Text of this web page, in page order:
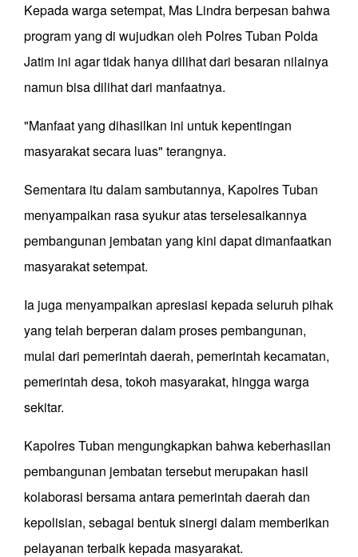
Kepada warga setempat, Mas Lindra berpesan bahwa
program yang di wujudkan oleh Polres Tuban Polda
Jatim ini agar tidak hanya dilihat dari besaran nilainya
namun bisa dilihat dari manfaatnya.
"Manfaat yang dihasilkan ini untuk kepentingan
masyarakat secara luas" terangnya.
Sementara itu dalam sambutannya, Kapolres Tuban
menyampaikan rasa syukur atas terselesaikannya
pembangunan jembatan yang kini dapat dimanfaatkan
masyarakat setempat.
Ia juga menyampaikan apresiasi kepada seluruh pihak
yang telah berperan dalam proses pembangunan,
mulai dari pemerintah daerah, pemerintah kecamatan,
pemerintah desa, tokoh masyarakat, hingga warga
sekitar.
Kapolres Tuban mengungkapkan bahwa keberhasilan
pembangunan jembatan tersebut merupakan hasil
kolaborasi bersama antara pemerintah daerah dan
kepolisian, sebagai bentuk sinergi dalam memberikan
pelayanan terbaik kepada masyarakat.